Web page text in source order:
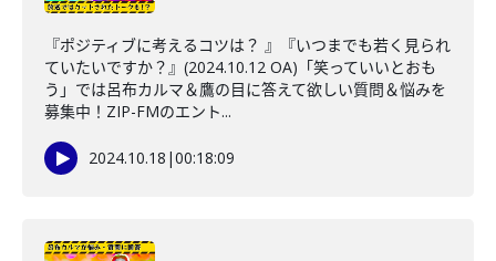
『ポジティブに考えるコツは？ 』『いつまでも若く見られ
ていたいですか？』(2024.10.12 OA)「笑っていいとおも
う」では呂布カルマ＆鷹の目に答えて欲しい質問＆悩みを
募集中！ZIP-FMのエント...
2024.10.18 |00:18:09